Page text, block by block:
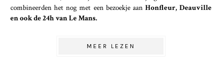
combineerden het nog met een bezoekje aan Honfleur, Deauville
en ook de 24h van Le Mans.
MEER LEZEN